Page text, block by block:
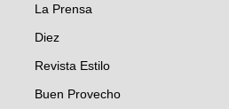
La Prensa
Diez
Revista Estilo
Buen Provecho